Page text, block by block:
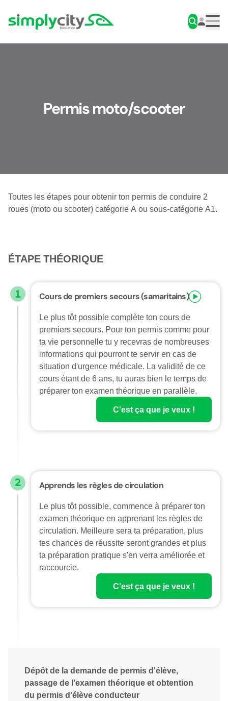
Simplycity
Permis moto/scooter
Toutes les étapes pour obtenir ton permis de conduire 2
roues (moto ou scooter) catégorie A ou sous-catégorie A1.
ÉTAPE THÉORIQUE
Cours de premiers secours (samaritains)
Le plus tôt possible complète ton cours de
premiers secours. Pour ton permis comme pour
ta vie personnelle tu y recevras de nombreuses
informations qui pourront te servir en cas de
situation d'urgence médicale. La validité de ce
cours étant de 6 ans, tu auras bien le temps de
préparer ton examen théorique en parallèle.
C'est ça que je veux !
Apprends les règles de circulation
Le plus tôt possible, commence à préparer ton
examen théorique en apprenant les règles de
circulation. Meilleure sera ta préparation, plus
tes chances de réussite seront grandes et plus
ta préparation pratique s'en verra améliorée et
raccourcie.
C'est ça que je veux !
Dépôt de la demande de permis d'élève,
passage de l'examen théorique et obtention
du permis d'élève conducteur